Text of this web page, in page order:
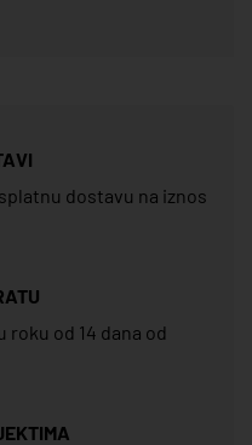
dostavu na iznos
roku od 14 dana od